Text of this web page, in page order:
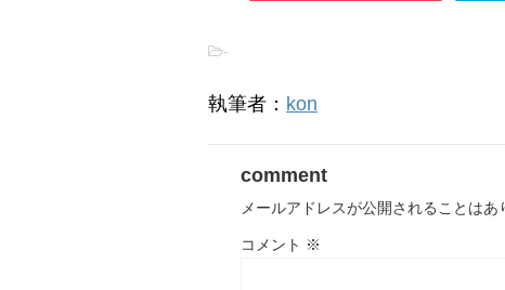
-
執筆者： kon
comment
メールアドレスが公開されることはあ
コメント ※